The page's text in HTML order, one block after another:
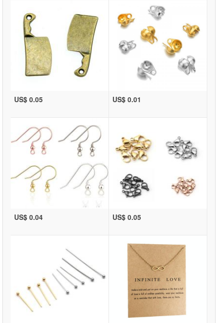
US$ 0.05 US$ 0.01
US$ 0.04 US$ 0.05